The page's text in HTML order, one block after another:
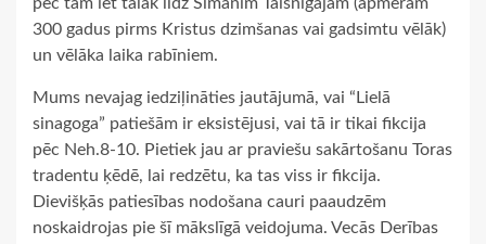
pēc tam iet tālāk līdz Sīmanim Taisnīgajam (apmēram
300 gadus pirms Kristus dzimšanas vai gadsimtu vēlāk)
un vēlāka laika rabīniem.
Mums nevajag iedziļināties jautājumā, vai “Lielā
sinagoga” patiešām ir eksistējusi, vai tā ir tikai fikcija
pēc Neh.8-10. Pietiek jau ar praviešu sakārtošanu Toras
tradentu ķēdē, lai redzētu, ka tas viss ir fikcija.
Dievišķās patiesības nodošana cauri paaudzēm
noskaidrojas pie šī mākslīgā veidojuma. Vecās Derības